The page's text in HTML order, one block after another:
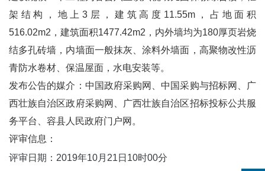
架结构，地上3层，建筑高度11.55m，占地面积
516.02m2，建筑面积1477.42m2，内外墙均为180厚页岩烧
结多孔砖墙，内墙面一般抹灰、涂料外墙面，高聚物改性沥
青防水卷材、保温屋面，水电安装等。
发布公告的媒介：中国政府采购网、中国采购与招标网、广
西壮族自治区政府采购网、广西壮族自治区招标投标公共服
务平台、容县人民政府门户网。
评审信息：
评审日期：2019年10月21日10时00分